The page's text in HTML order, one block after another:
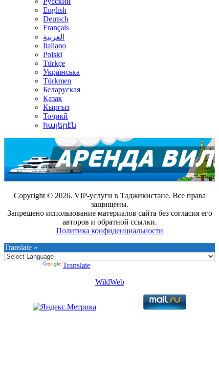
English
Deutsch
Français
العربية
Italiano
Polski
Türkçe
Українська
Türkmen
Беларуская
Қазақ
Кыргыз
Тоҷикӣ
հայերէն
Copyright © 2026. VIP-услуги в Таджикистане. Все права
защищены.
Запрещено использование материалов сайта без согласия его
авторов и обратной ссылки.
Политика конфиденциальности
Translate »
Translate
WildWeb